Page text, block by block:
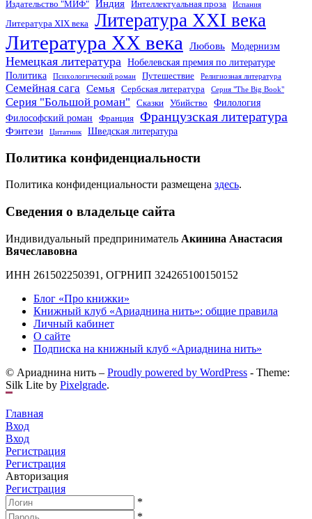
Издательство "МИФ" Индия Интеллектуальная проза Испания
Литература XIX века Литература XXI века
Литература XX века Любовь Модернизм
Немецкая литература
Нобелевская премия по литературе
Политика
Психологический роман Путешествие Религиозная литература
Семейная сага Семья Сербская литература Серия "The Big Book"
Серия "Большой роман" Сказки Убийство
Филология
Философский роман
Франция Французская литература
Фэнтези Цитатник Шведская литература
Политика конфиденциальности
Политика конфиденциальности размещена здесь.
Сведения о владельце сайта
Индивидуальный предприниматель Акинина Анастасия
Вячеславовна
ИНН 261502250391, ОГРНИП 324265100150152
Блог «Про книжки»
Книжный клуб «Ариаднина нить»: общие правила
Личный кабинет
О сайте
Подписка на книжный клуб «Ариаднина нить»
© Ариаднина нить – Proudly powered by WordPress - Theme:
Silk Lite by Pixelgrade.
Главная
Вход
Вход
Регистрация
Регистрация
Авторизация
Регистрация
*
*